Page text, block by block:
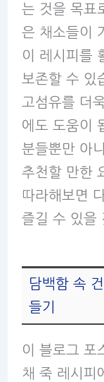
는 것을 목표
은 채소들이
이 레시피를
보존할 수 있
고섬유를 더
에도 도움이
분들뿐만 아
추천할 만한
따라해보면
즐길 수 있을
담백함 속
들기
이 블로그 포
채 죽 레시피